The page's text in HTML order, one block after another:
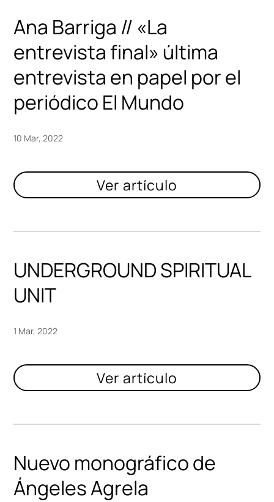
Ana Barriga // «La
entrevista final» última
entrevista en papel por el
periódico El Mundo
10 Mar, 2022
UNDERGROUND SPIRITUAL
UNIT
1 Mar, 2022
Nuevo monográfico de
Ángeles Agrela